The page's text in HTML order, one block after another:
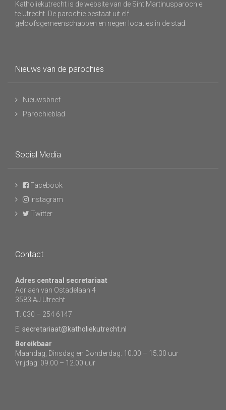
Katholiekutrecht is de website van de Sint Martinusparochie
te Utrecht. De parochie bestaat uit elf
geloofsgemeenschappen en negen locaties in de stad.
Nieuws van de parochies
Nieuwsbrief
Parochieblad
Social Media
Facebook
Instagram
Twitter
Contact
Adres centraal secretariaat
Adriaen van Ostadelaan 4
3583 AJ Utrecht
T: 030 – 254 6147
E: secretariaat@katholiekutrecht.nl
Bereikbaar
Maandag, Dinsdag en Donderdag: 10.00 – 15.30 uur
Vrijdag: 09.00 – 12.00 uur